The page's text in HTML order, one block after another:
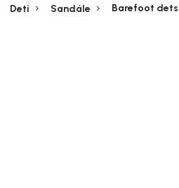
Deti Sandále Barefoot